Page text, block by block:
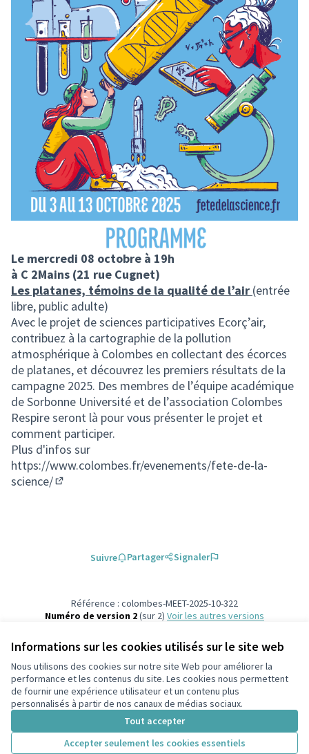
Informations sur les cookies utilisés sur le site web
Nous utilisons des cookies sur notre site Web pour améliorer la
performance et les contenus du site. Les cookies nous permettent
de fournir une expérience utilisateur et un contenu plus
personnalisés à partir de nos canaux de médias sociaux.
Tout accepter
Accepter seulement les cookies essentiels
Le mercredi 08 octobre à 19h
à C 2Mains (21 rue Cugnet)
Les platanes, témoins de la qualité de l’air (entrée
libre, public adulte)
Avec le projet de sciences participatives Ecorç’air,
contribuez à la cartographie de la pollution
atmosphérique à Colombes en collectant des écorces
de platanes, et découvrez les premiers résultats de la
campagne 2025. Des membres de l’équipe académique
de Sorbonne Université et de l’association Colombes
Respire seront là pour vous présenter le projet et
comment participer.
Plus d'infos sur
https://www.colombes.fr/evenements/fete-de-la-
science/
Suivre Partager Signaler
Référence : colombes-MEET-2025-10-322
Numéro de version 2(sur 2)
voir les autres versions
Conditions d'utilisation
Paramètres des cookies
participons.colombes.fr sur Facebook
(Lien externe)